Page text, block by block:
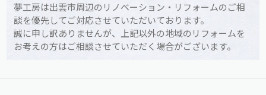
夢工房は出雲市周辺のリノベーション・リフォームのご相
談を優先してご対応させていただいております。
誠に申し訳ありませんが、上記以外の地域のリフォームを
お考えの方はご相談させていただく場合がございます。